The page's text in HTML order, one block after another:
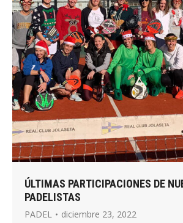
ÚLTIMAS PARTICIPACIONES DE
PADELISTAS
PADEL diciembre 23, 2022